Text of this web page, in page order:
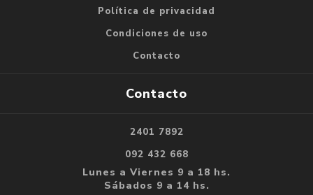
Política de privacidad
Condiciones de uso
Contacto
Contacto
2401 7892
092 432 668
Lunes a Viernes 9 a 18 hs.
Sábados 9 a 14 hs.